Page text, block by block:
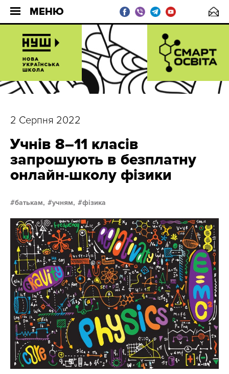
МЕНЮ
2 Серпня 2022
Учнів 8–11 класів
запрошують в безплатну
онлайн-школу фізики
батькам, учням, фізика